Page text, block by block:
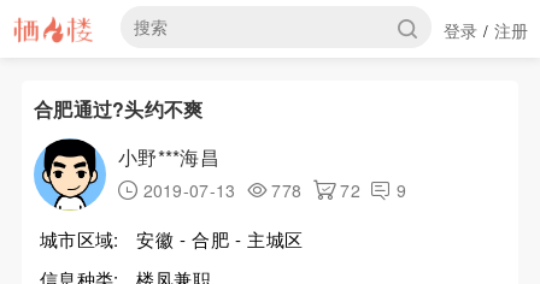
登录 / 注册
合肥通过?头约不爽
小野***海昌
2019-07-13 778 72 9
城市区域:
安徽 - 合肥 - 主城区
信息种类:
楼凤兼职